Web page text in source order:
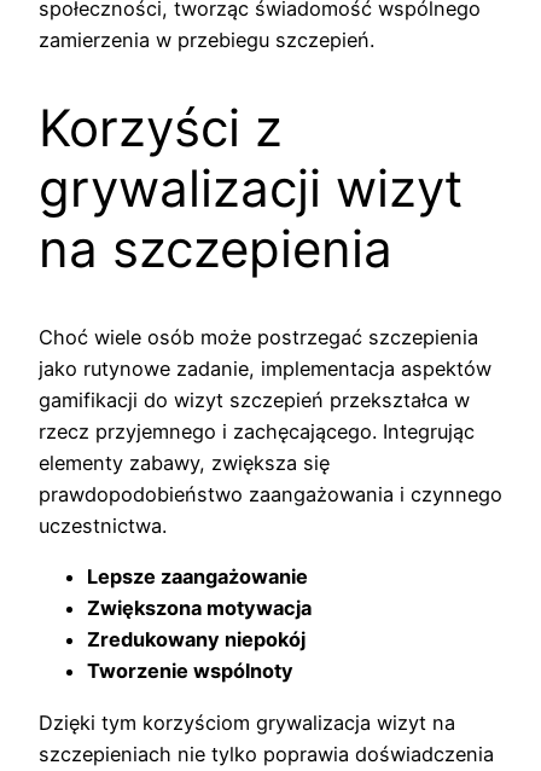
społeczności, tworząc świadomość wspólnego
zamierzenia w przebiegu szczepień.
Korzyści z
grywalizacji wizyt
na szczepienia
Choć wiele osób może postrzegać szczepienia
jako rutynowe zadanie, implementacja aspektów
gamifikacji do wizyt szczepień przekształca w
rzecz przyjemnego i zachęcającego. Integrując
elementy zabawy, zwiększa się
prawdopodobieństwo zaangażowania i czynnego
uczestnictwa.
Lepsze zaangażowanie
Zwiększona motywacja
Zredukowany niepokój
Tworzenie wspólnoty
Dzięki tym korzyściom grywalizacja wizyt na
szczepieniach nie tylko poprawia doświadczenia